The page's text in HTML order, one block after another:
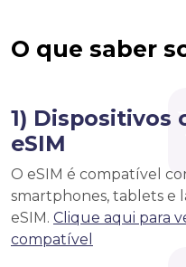
O que saber
1) Dispositivos
eSIM
O eSIM é compatível
smartphones, tablets e
eSIM. Clique aqui para
compatível